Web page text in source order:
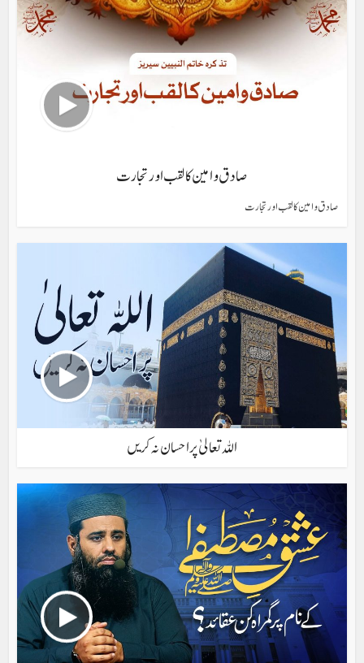
صادق و امین کا لقب اور تجارت
صادق و امین کا لقب اور تجارت
اللہ تعالیٰ پر احسان نہ کریں